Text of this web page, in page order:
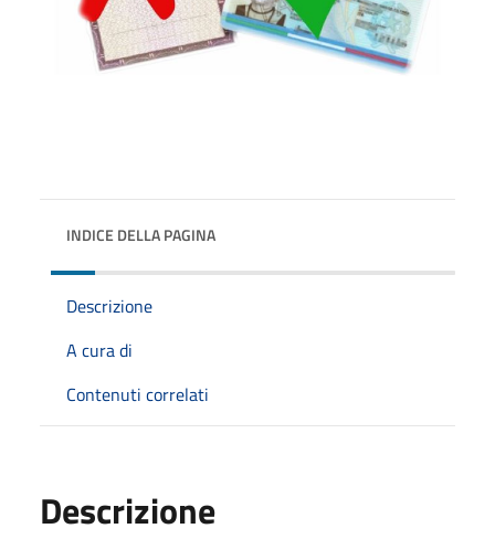
INDICE DELLA PAGINA
Descrizione
A cura di
Contenuti correlati
Descrizione